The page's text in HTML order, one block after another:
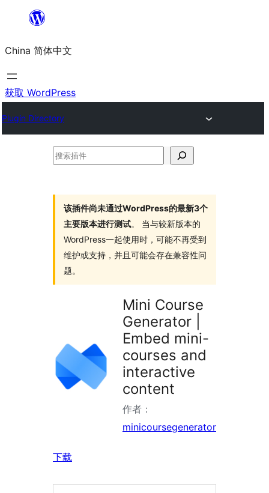
内
容
China 简体中文
获取 WordPress
Plugin Directory
搜
该插件尚未通过WordPress的最新3个
主要版本进行测试。 当与较新版本的
WordPress一起使用时，可能不再受到
维护或支持，并且可能会存在兼容性问
题。
Mini Course
Generator |
Embed mini-
courses and
interactive
content
作者：
minicoursegenerator
下载